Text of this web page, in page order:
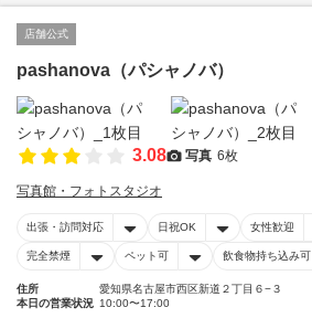
店舗公式
pashanova（パシャノバ）
3.08 写真 6枚
写真館・フォトスタジオ
出張・訪問対応 日祝OK 女性歓迎
完全禁煙 ペット可 飲食物持ち込み可
住所
愛知県名古屋市西区新道２丁目６−３
本日の営業状況 10:00〜17:00